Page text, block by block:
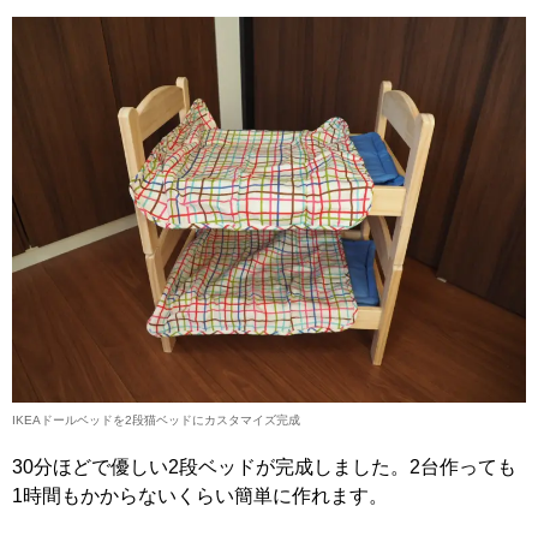
IKEAドールベッドを2段猫ベッドにカスタマイズ完成
30分ほどで優しい2段ベッドが完成しました。2台作っても
1時間もかからないくらい簡単に作れます。